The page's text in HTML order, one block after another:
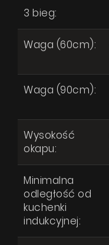
3 bieg:
Waga (60cm):
Waga (90cm):
Wysokość
okapu:
Minimalna
odległość od
kuchenki
indukcyjnej: